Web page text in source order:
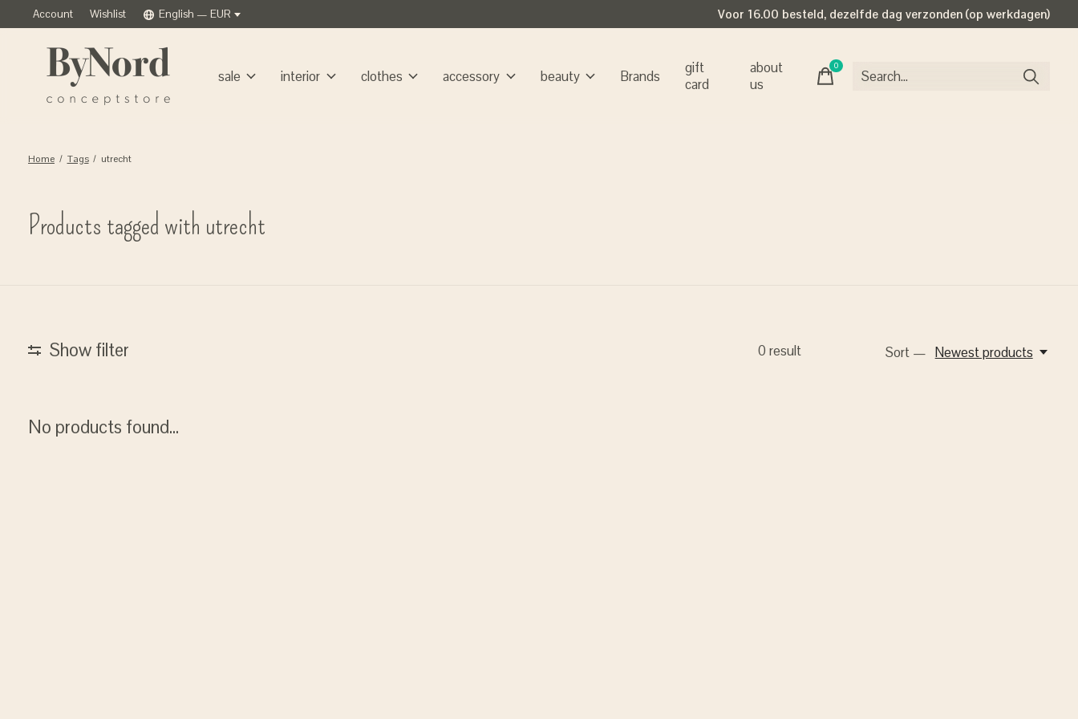
Account Wishlist English — EUR Voor 16.00 besteld, dezelfde dag verzonden (op werkdagen)
sale interior clothes accessory beauty Brands
gift
card
about
us
0items
Home / Tags / utrecht
Products tagged with utrecht
Show filter 0 result Sort — Newest products
No products found...